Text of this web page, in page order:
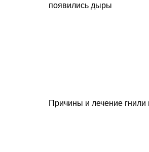
появились дыры
Причины и лечение гнили